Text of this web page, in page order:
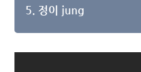
5. 정이 jung